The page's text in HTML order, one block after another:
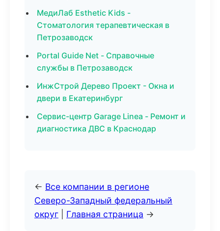
МедиЛаб Esthetic Kids -
Стоматология терапевтическая в
Петрозаводск
Portal Guide Net - Справочные
службы в Петрозаводск
ИнжСтрой Дерево Проект - Окна и
двери в Екатеринбург
Сервис-центр Garage Linea - Ремонт и
диагностика ДВС в Краснодар
← Все компании в регионе
Северо-Западный федеральный
округ
Главная страница →